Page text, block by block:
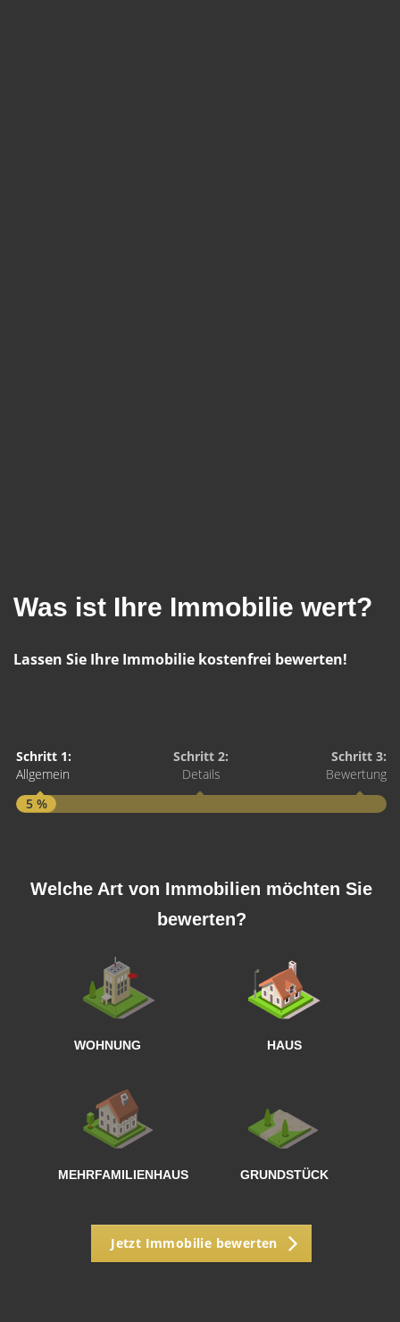
Was ist Ihre Immobilie wert?
Lassen Sie Ihre Immobilie kostenfrei bewerten!
Schritt 1:
Allgemein
Schritt 2:
Details
Schritt 3:
Bewertung
5 %
Welche Art von Immobilien möchten Sie
bewerten?
WOHNUNG HAUS
MEHRFAMILIENHAUS GRUNDSTÜCK
Jetzt Immobilie bewerten